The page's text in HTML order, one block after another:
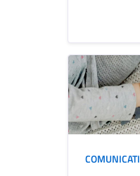
COMUNICATI